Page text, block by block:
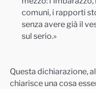
comuni, i rapporti
senza avere già il
sul serio.»
Questa dichiarazione,
chiarisce una cosa